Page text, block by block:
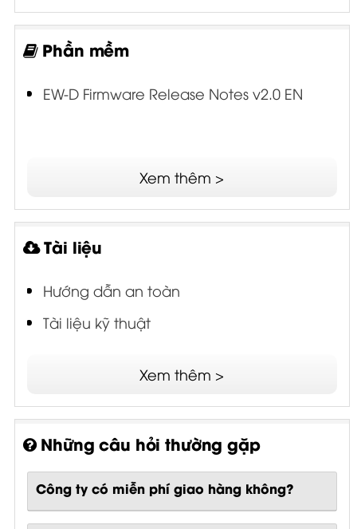
Phần mềm
EW-D Firmware Release Notes v2.0 EN
Xem thêm >
Tài liệu
Hướng dẫn an toàn
Tài liệu kỹ thuật
Xem thêm >
Những câu hỏi thường gặp
Công ty có miễn phí giao hàng không?